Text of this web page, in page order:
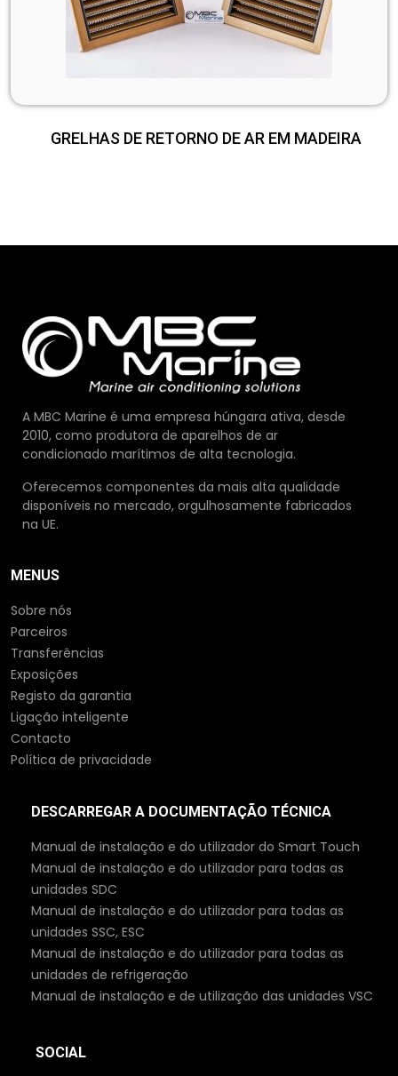
GRELHAS DE RETORNO DE AR EM MADEIRA
A MBC Marine é uma empresa húngara ativa, desde
2010, como produtora de aparelhos de ar
condicionado marítimos de alta tecnologia.
Oferecemos componentes da mais alta qualidade
disponíveis no mercado, orgulhosamente fabricados
na UE.
MENUS
Sobre nós
Parceiros
Transferências
Exposições
Registo da garantia
Ligação inteligente
Contacto
Política de privacidade
DESCARREGAR A DOCUMENTAÇÃO TÉCNICA
Manual de instalação e do utilizador do Smart Touch
Manual de instalação e do utilizador para todas as
unidades SDC
Manual de instalação e do utilizador para todas as
unidades SSC, ESC
Manual de instalação e do utilizador para todas as
unidades de refrigeração
Manual de instalação e de utilização das unidades VSC
SOCIAL